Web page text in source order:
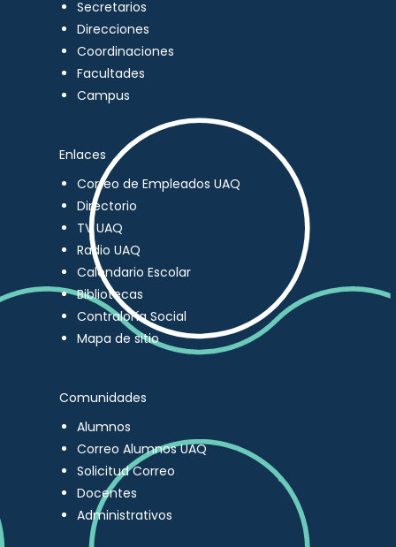
Secretarios
Direcciones
Coordinaciones
Facultades
Campus
Enlaces
Correo de Empleados UAQ
Directorio
TV UAQ
Radio UAQ
Calendario Escolar
Bibliotecas
Contraloría Social
Mapa de sitio
Comunidades
Alumnos
Correo Alumnos UAQ
Solicitud Correo
Docentes
Administrativos